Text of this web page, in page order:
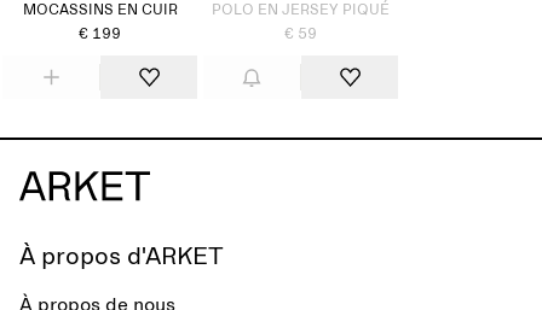
MOCASSINS EN CUIR
€ 199
POLO EN JERSEY PIQUÉ
€ 59
À propos d'ARKET
À propos de nous